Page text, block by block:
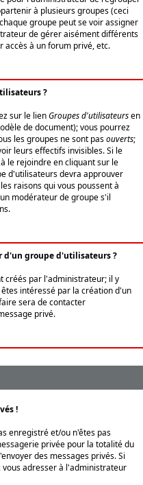
à plusieurs groupes (ceci
groupe peut se voir assigner
de gérer aisément différents
accès à un forum privé, etc.
?
sur le lienGroupes d'utilisateursen
de document); vous pourrez
les groupes ne sont pasouverts;
leurs effectifs invisibles. Si le
le rejoindre en cliquant sur le
d'utilisateurs devra approuver
raisons qui vous poussent à
modérateur de groupe s'il
d'un groupe d'utilisateurs ?
créés par l'administrateur; il y
intéressé par la création d'un
sera de contacter
privé.
!
enregistré et/ou n'êtes pas
privée pour la totalité du
des messages privés. Si
vous adresser à l'administrateur